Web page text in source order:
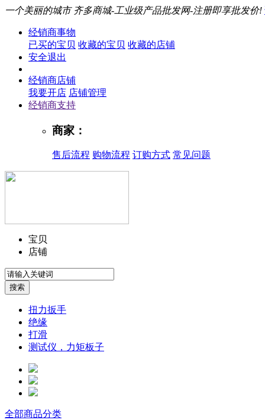
一个美丽的城市 齐多商城-工业级产品批发网-注册即享批发价!
经销商事物
已买的宝贝 收藏的宝贝 收藏的店铺
安全退出
经销商店铺
我要开店 店铺管理
经销商支持
商家：
售后流程 购物流程 订购方式 常见问题
宝贝
店铺
扭力扳手
绝缘
打滑
测试仪，力矩板子
全部商品分类